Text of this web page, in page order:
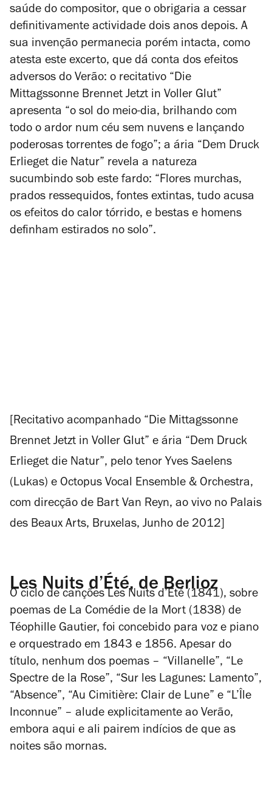
saúde do compositor, que o obrigaria a cessar
definitivamente actividade dois anos depois. A
sua invenção permanecia porém intacta, como
atesta este excerto, que dá conta dos efeitos
adversos do Verão: o recitativo “Die
Mittagssonne Brennet Jetzt in Voller Glut”
apresenta “o sol do meio-dia, brilhando com
todo o ardor num céu sem nuvens e lançando
poderosas torrentes de fogo”; a ária “Dem Druck
Erlieget die Natur” revela a natureza
sucumbindo sob este fardo: “Flores murchas,
prados ressequidos, fontes extintas, tudo acusa
os efeitos do calor tórrido, e bestas e homens
definham estirados no solo”.
[Recitativo acompanhado “Die Mittagssonne
Brennet Jetzt in Voller Glut” e ária “Dem Druck
Erlieget die Natur”, pelo tenor Yves Saelens
(Lukas) e Octopus Vocal Ensemble & Orchestra,
com direcção de Bart Van Reyn, ao vivo no Palais
des Beaux Arts, Bruxelas, Junho de 2012]
Les Nuits d’Été, de Berlioz
O ciclo de canções Les Nuits d’Été (1841), sobre
poemas de La Comédie de la Mort (1838) de
Téophille Gautier, foi concebido para voz e piano
e orquestrado em 1843 e 1856. Apesar do
título, nenhum dos poemas – “Villanelle”, “Le
Spectre de la Rose”, “Sur les Lagunes: Lamento”,
“Absence”, “Au Cimitière: Clair de Lune” e “L’Île
Inconnue” – alude explicitamente ao Verão,
embora aqui e ali pairem indícios de que as
noites são mornas.